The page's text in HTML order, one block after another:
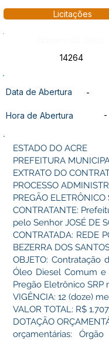
Licitações
14264
Data de Abertura -
Hora de Abertura -
ESTADO DO ACRE
PREFEITURA
EXTRATO DO
PROCESSO
PREGÃO
CONTRATANTE:
pelo Senhor JOSÉ DE
CONTRATADA: REDE
BEZERRA DOS
OBJETO:
Óleo Diesel Comum
Pregão Eletrônico
VIGÊNCIA: 12 (doze)
VALOR TOTAL: R$
DOTAÇÃO
orçamentárias: